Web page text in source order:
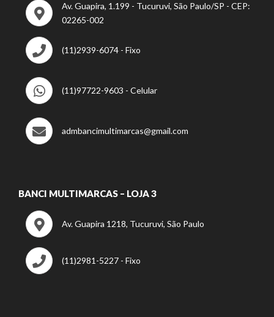
Av. Guapira, 1.199 - Tucuruvi, São Paulo/SP - CEP:
02265-002
(11)2939-6074 - Fixo
(11)97722-9603 - Celular
admbancimultimarcas@gmail.com
BANCI MULTIMARCAS – LOJA 3
Av. Guapira 1218, Tucuruvi, São Paulo
(11)2981-5227 - Fixo